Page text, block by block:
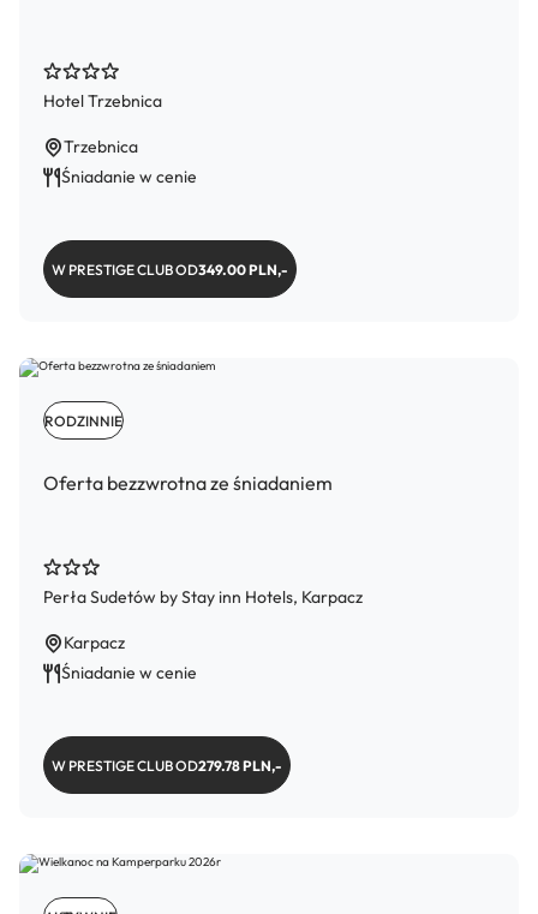
Hotel Trzebnica
Trzebnica
Śniadanie w cenie
W PRESTIGE CLUB OD349.00 PLN,-
Oferta bezzwrotna ze śniadaniem
RODZINNIE
Perła Sudetów by Stay inn Hotels, Karpacz
Karpacz
Śniadanie w cenie
W PRESTIGE CLUB OD279.78 PLN,-